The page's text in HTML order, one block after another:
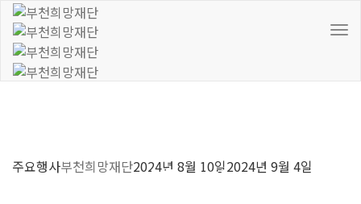
주요행사부천희망재단2024년 8월 10일2024년 9월 4일
커뮤니티